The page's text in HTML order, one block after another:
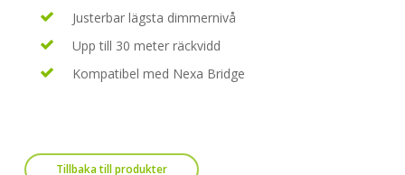
Justerbar lägsta dimmernivå
Upp till 30 meter räckvidd
Kompatibel med Nexa Bridge
Tillbaka till produkter